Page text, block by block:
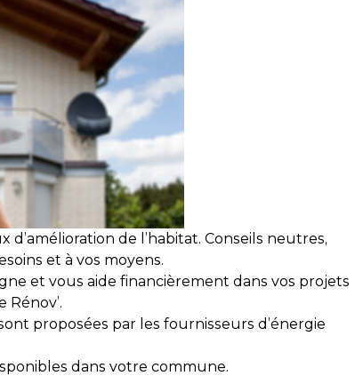
de l’habitat. Conseils neutres,
et à vos moyens.
et vous aide financièrement dans vos projets
proposées par les fournisseurs d’énergie
dans votre commune.